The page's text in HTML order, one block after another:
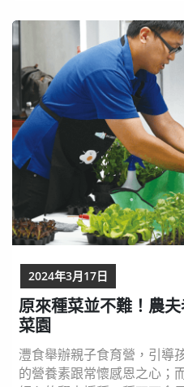
選擇與環境「共好」，在
續向下走，也是最簡單、每
...
原來種菜並不難！農
菜園
灃食舉辦親子食育營，引導
的營養素跟常懷感恩之心；
2024年3月17日